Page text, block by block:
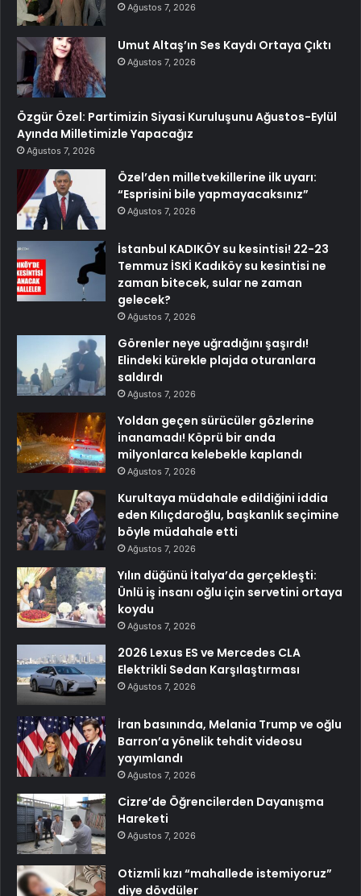
Ağustos 7, 2026
Umut Altaş’ın Ses Kaydı Ortaya Çıktı
Ağustos 7, 2026
Özgür Özel: Partimizin Siyasi Kuruluşunu Ağustos-Eylül
Ayında Milletimizle Yapacağız
Ağustos 7, 2026
Özel’den milletvekillerine ilk uyarı:
“Esprisini bile yapmayacaksınız”
Ağustos 7, 2026
İstanbul KADIKÖY su kesintisi! 22-23
Temmuz İSKİ Kadıköy su kesintisi ne
zaman bitecek, sular ne zaman
gelecek?
Ağustos 7, 2026
Görenler neye uğradığını şaşırdı!
Elindeki kürekle plajda oturanlara
saldırdı
Ağustos 7, 2026
Yoldan geçen sürücüler gözlerine
inanamadı! Köprü bir anda
milyonlarca kelebekle kaplandı
Ağustos 7, 2026
Kurultaya müdahale edildiğini iddia
eden Kılıçdaroğlu, başkanlık seçimine
böyle müdahale etti
Ağustos 7, 2026
Yılın düğünü İtalya’da gerçekleşti:
Ünlü iş insanı oğlu için servetini ortaya
koydu
Ağustos 7, 2026
2026 Lexus ES ve Mercedes CLA
Elektrikli Sedan Karşılaştırması
Ağustos 7, 2026
İran basınında, Melania Trump ve oğlu
Barron’a yönelik tehdit videosu
yayımlandı
Ağustos 7, 2026
Cizre’de Öğrencilerden Dayanışma
Hareketi
Ağustos 7, 2026
Otizmli kızı “mahallede istemiyoruz”
diye dövdüler